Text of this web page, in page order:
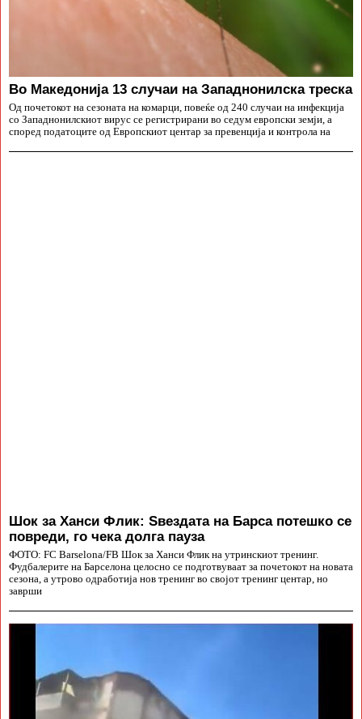
Во Македонија 13 случаи на Западнонилска треска
Од почетокот на сезоната на комарци, повеќе од 240 случаи на инфекција
со Западнонилскиот вирус се регистрирани во седум европски земји, а
според податоците од Европскиот центар за превенција и контрола на
Шок за Ханси Флик: Ѕвездата на Барса потешко се
повреди, го чека долга пауза
ФОТО: FC Barselona/FB Шок за Ханси Флик на утринскиот тренинг.
Фудбалерите на Барселона целосно се подготвуваат за почетокот на новата
сезона, а утрово одработија нов тренинг во својот тренинг центар, но
заврши